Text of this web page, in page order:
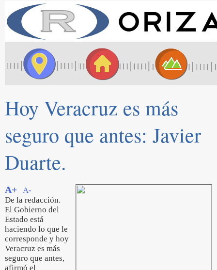
Hoy Veracruz es más
seguro que antes: Javier
Duarte.
A+
A-
De la redacción.
El Gobierno del
Estado está
haciendo lo que le
corresponde y hoy
Veracruz es más
seguro que antes,
afirmó el